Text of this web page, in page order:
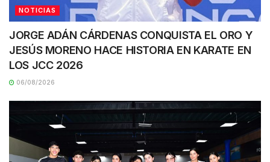
NOTICIAS
JORGE ADÁN CÁRDENAS CONQUISTA EL ORO Y
JESÚS MORENO HACE HISTORIA EN KARATE EN
LOS JCC 2026
06/08/2026